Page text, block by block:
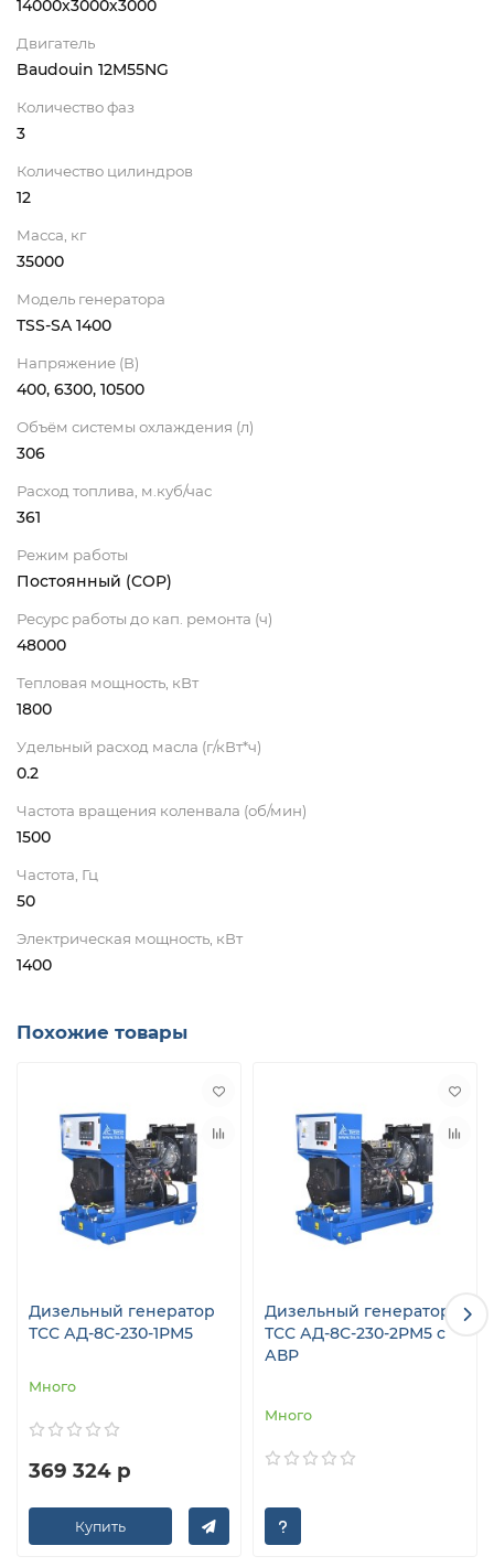
14000х3000х3000
Двигатель
Baudouin 12M55NG
Количество фаз
3
Количество цилиндров
12
Масса, кг
35000
Модель генератора
TSS-SA 1400
Напряжение (В)
400, 6300, 10500
Объём системы охлаждения (л)
306
Расход топлива, м.куб/час
361
Режим работы
Постоянный (COP)
Ресурс работы до кап. ремонта (ч)
48000
Тепловая мощность, кВт
1800
Удельный расход масла (г/кВт*ч)
0.2
Частота вращения коленвала (об/мин)
1500
Частота, Гц
50
Электрическая мощность, кВт
1400
Похожие товары
Дизельный генератор
ТСС АД-8С-230-1РМ5
Много
369 324 р
Купить
Дизельный генератор
ТСС АД-8С-230-2РМ5 с
АВР
Много